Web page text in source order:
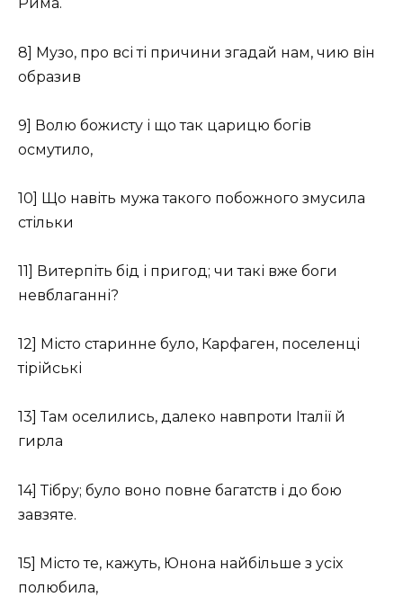
Рима.
8] Музо, про всі ті причини згадай нам, чию він
образив
9] Волю божисту і що так царицю богів
осмутило,
10] Що навіть мужа такого побожного змусила
стільки
11] Витерпіть бід і пригод; чи такі вже боги
невблаганні?
12] Місто старинне було, Карфаген, поселенці
тірійські
13] Там оселились, далеко навпроти Італії й
гирла
14] Тібру; було воно повне багатств і до бою
завзяте.
15] Місто те, кажуть, Юнона найбільше з усіх
полюбила,